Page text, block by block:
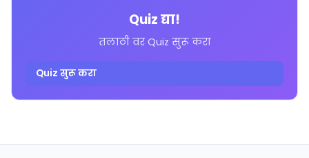
Quiz द्या!
तलाठी वर Quiz सुरू करा
Quiz सुरू करा